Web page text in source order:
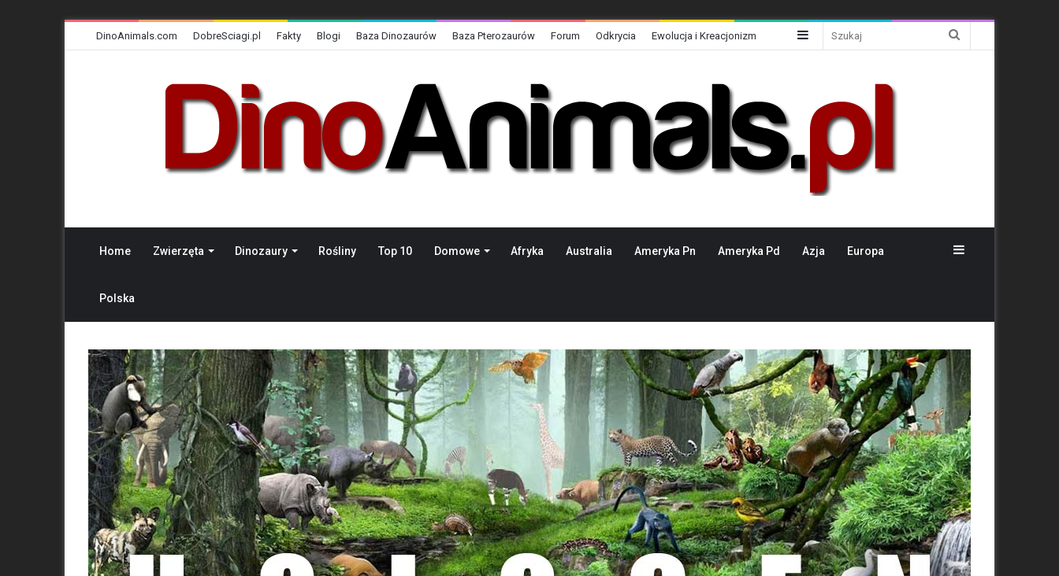
DinoAnimals.com DobreSciagi.pl Fakty Blogi Baza Dinozaurów Baza Pterozaurów Forum Odkrycia Ewolucja i Kreacjonizm Sidebar
Home Zwierzęta Dinozaury Rośliny Top 10 Domowe Afryka Australia Ameryka Pn Ameryka Pd Azja Europa
Polska
Sidebar